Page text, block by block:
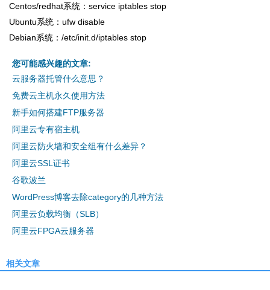
Centos/redhat系统：service iptables stop
Ubuntu系统：ufw disable
Debian系统：/etc/init.d/iptables stop
您可能感兴趣的文章:
云服务器托管什么意思？
免费云主机永久使用方法
新手如何搭建FTP服务器
阿里云专有宿主机
阿里云防火墙和安全组有什么差异？
阿里云SSL证书
谷歌波兰
WordPress博客去除category的几种方法
阿里云负载均衡（SLB）
阿里云FPGA云服务器
相关文章